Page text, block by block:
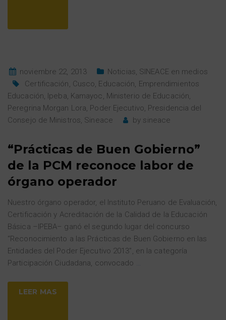
noviembre 22, 2013 Noticias, SINEACE en medios
Certificación, Cusco, Educación, Emprendimientos
Educación, Ipeba, Kamayoc, Ministerio de Educación,
Peregrina Morgan Lora, Poder Ejecutivo, Presidencia del
Consejo de Ministros, Sineace by sineace
“Prácticas de Buen Gobierno”
de la PCM reconoce labor de
órgano operador
Nuestro órgano operador, el Instituto Peruano de Evaluación,
Certificación y Acreditación de la Calidad de la Educación
Básica –IPEBA– ganó el segundo lugar del concurso
“Reconocimiento a las Prácticas de Buen Gobierno en las
Entidades del Poder Ejecutivo 2013”, en la categoría
Participación Ciudadana, convocado
LEER MAS